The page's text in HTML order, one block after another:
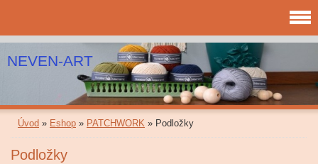
NEVEN-ART
Úvod » Eshop » PATCHWORK » Podložky
Podložky